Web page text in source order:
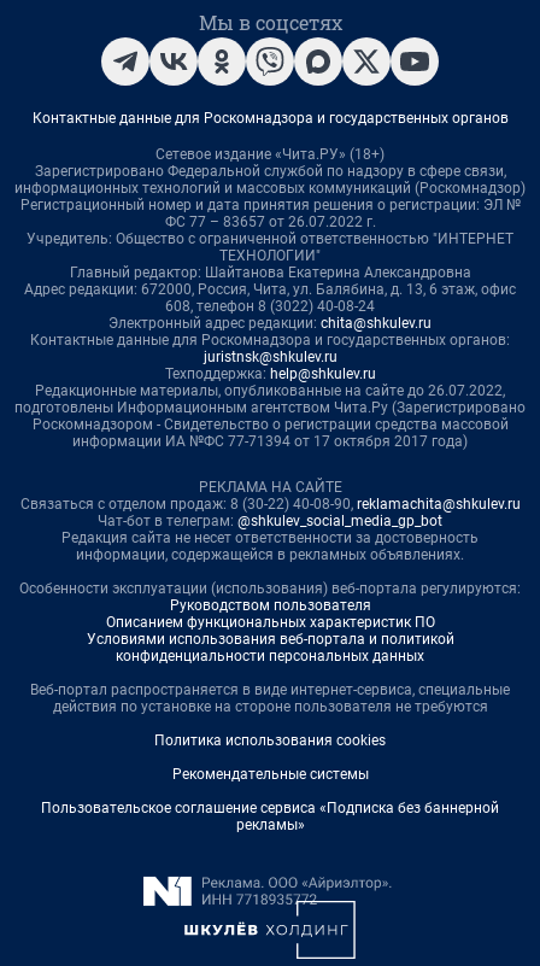
Мы в соцсетях
Контактные данные для Роскомнадзора и государственных органов
Сетевое издание «Чита.РУ» (18+)
Зарегистрировано Федеральной службой по надзору в сфере связи,
информационных технологий и массовых коммуникаций (Роскомнадзор)
Регистрационный номер и дата принятия решения о регистрации: ЭЛ №
ФС 77 – 83657 от 26.07.2022 г.
Учредитель: Общество с ограниченной ответственностью "ИНТЕРНЕТ
ТЕХНОЛОГИИ"
Главный редактор: Шайтанова Екатерина Александровна
Адрес редакции: 672000, Россия, Чита, ул. Балябина, д. 13, 6 этаж, офис
608, телефон 8 (3022) 40-08-24
Электронный адрес редакции: chita@shkulev.ru
Контактные данные для Роскомнадзора и государственных органов:
juristnsk@shkulev.ru
Техподдержка: help@shkulev.ru
Редакционные материалы, опубликованные на сайте до 26.07.2022,
подготовлены Информационным агентством Чита.Ру (Зарегистрировано
Роскомнадзором - Свидетельство о регистрации средства массовой
информации ИА №ФС 77-71394 от 17 октября 2017 года)
РЕКЛАМА НА САЙТЕ
Связаться с отделом продаж: 8 (30-22) 40-08-90, reklamachita@shkulev.ru
Чат-бот в телеграм: @shkulev_social_media_gp_bot
Редакция сайта не несет ответственности за достоверность
информации, содержащейся в рекламных объявлениях.
Особенности эксплуатации (использования) веб-портала регулируются:
Руководством пользователя
Описанием функциональных характеристик ПО
Условиями использования веб-портала и политикой
конфиденциальности персональных данных
Веб-портал распространяется в виде интернет-сервиса, специальные
действия по установке на стороне пользователя не требуются
Политика использования cookies
Рекомендательные системы
Пользовательское соглашение сервиса «Подписка без баннерной
рекламы»